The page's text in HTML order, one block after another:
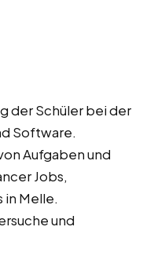
der Schüler bei der
Software.
Aufgaben und
Jobs,
Melle.
und